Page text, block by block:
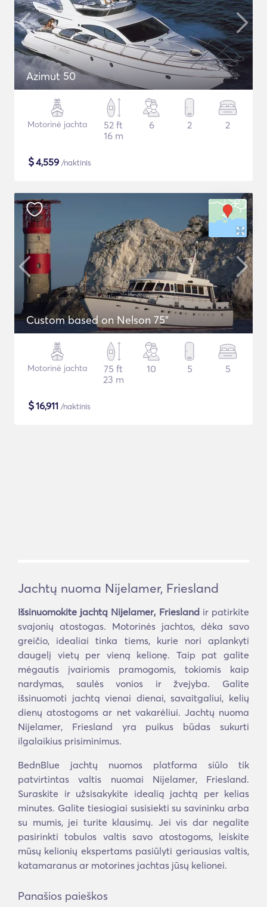
Azimut 50
Motorinė jachta
52 ft
16 m
6 2 2
$4,559 /naktinis
Custom based on Nelson 75"
Motorinė jachta
75 ft
23 m
10 5 5
$16,911 /naktinis
Jachtų nuoma Nijelamer, Friesland
Išsinuomokite jachtą Nijelamer, Friesland ir patirkite
svajonių atostogas. Motorinės jachtos, dėka savo
greičio, idealiai tinka tiems, kurie nori aplankyti
daugelį vietų per vieną kelionę. Taip pat galite
mėgautis įvairiomis pramogomis, tokiomis kaip
nardymas, saulės vonios ir žvejyba. Galite
išsinuomoti jachtą vienai dienai, savaitgaliui, kelių
dienų atostogoms ar net vakarėliui. Jachtų nuoma
Nijelamer, Friesland yra puikus būdas sukurti
ilgalaikius prisiminimus.
BednBlue jachtų nuomos platforma siūlo tik
patvirtintas valtis nuomai Nijelamer, Friesland.
Suraskite ir užsisakykite idealią jachtą per kelias
minutes. Galite tiesiogiai susisiekti su savininku arba
su mumis, jei turite klausimų. Jei vis dar negalite
pasirinkti tobulos valtis savo atostogoms, leiskite
mūsų kelionių ekspertams pasiūlyti geriausias valtis,
katamaranus ar motorines jachtas jūsų kelionei.
Panašios paieškos